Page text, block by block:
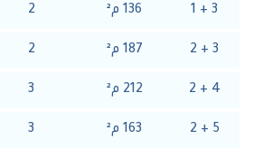
3
+
1
136 م²
2
3
+
2
187 م²
2
4
+
2
212 م²
3
5
+
2
163 م²
3